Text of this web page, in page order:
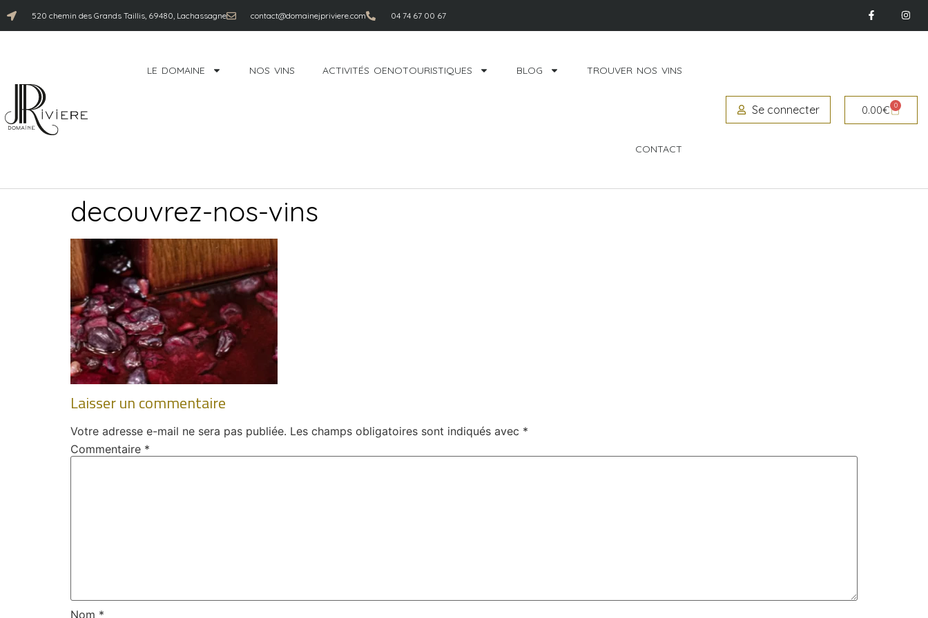
520 chemin des Grands Taillis, 69480, Lachassagne contact@domainejpriviere.com 04 74 67 00 67
LE DOMAINE NOS VINS ACTIVITÉS OENOTOURISTIQUES BLOG TROUVER NOS VINS
CONTACT
Se connecter 0.00€ 0
decouvrez-nos-vins
Laisser un commentaire
Votre adresse e-mail ne sera pas publiée. Les champs obligatoires sont indiqués avec *
Commentaire *
Nom *